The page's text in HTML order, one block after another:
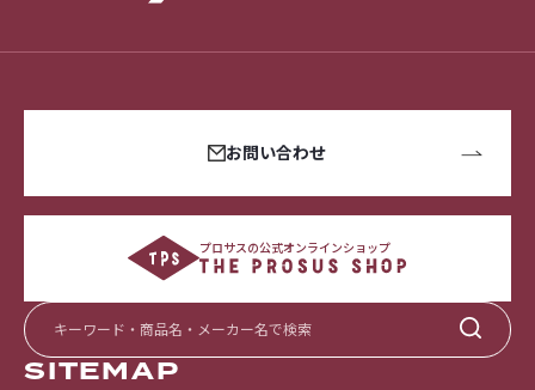
お問い合わせ
プロサスの公式オンラインショップ
SITEMAP